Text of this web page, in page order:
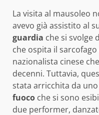
La visita al mausoleo
avevo già assistito al
guardia che si svolge
che ospita il
nazionalista cinese
decenni. Tuttavia,
stata arricchita da
fuoco che si sono
due performer,